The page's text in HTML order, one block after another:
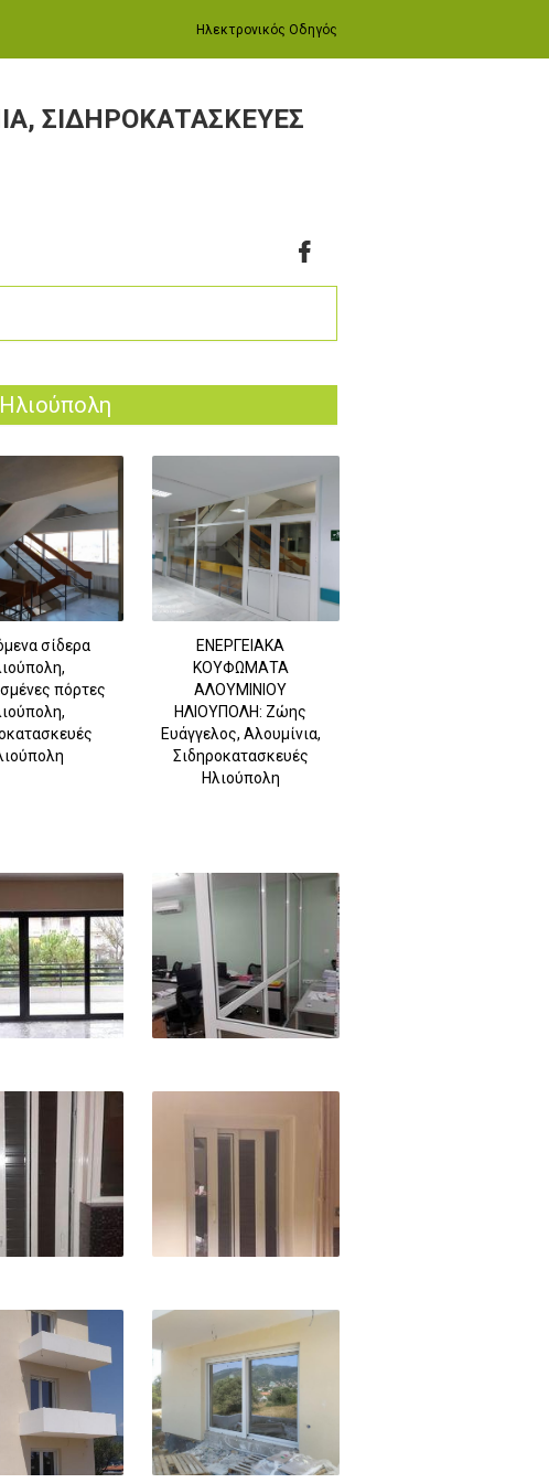
Ηλεκτρονικός Οδηγός
ΣΙΔΗΡΟΚΑΤΑΣΚΕΥΕΣ
σίδερα
πόρτες
ΕΝΕΡΓΕΙΑΚΑ
ΚΟΥΦΩΜΑΤΑ
ΑΛΟΥΜΙΝΙΟΥ
ΗΛΙΟΥΠΟΛΗ: Ζώης
Ευάγγελος, Αλουμίνια,
Σιδηροκατασκευές
Ηλιούπολη